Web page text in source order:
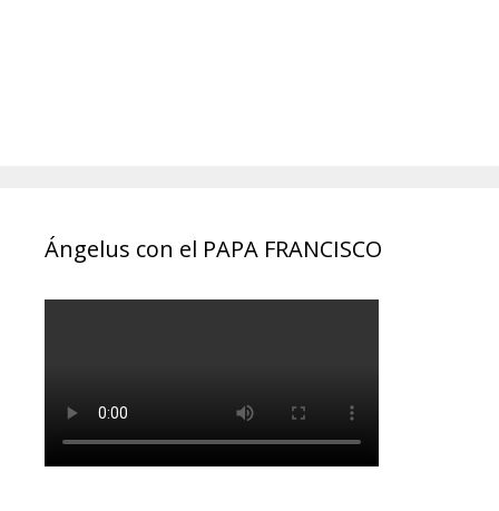
Ángelus con el PAPA FRANCISCO